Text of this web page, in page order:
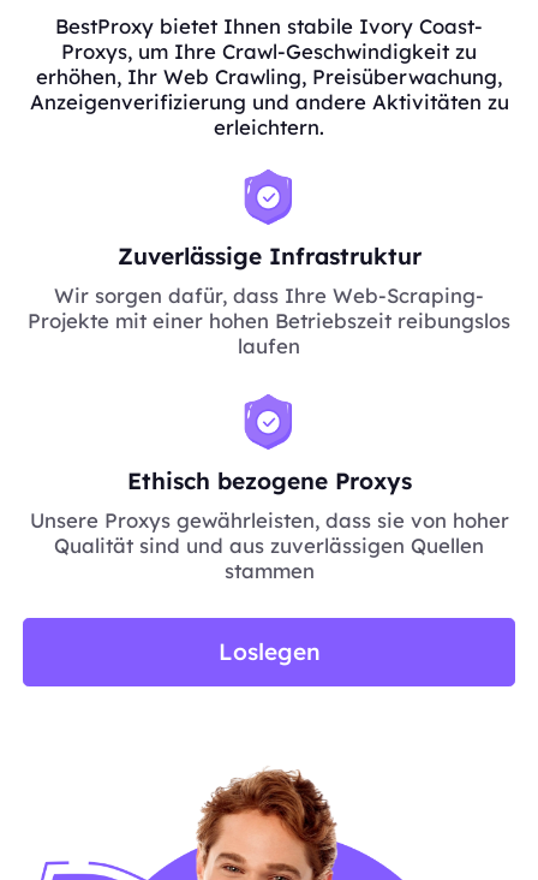
BestProxy bietet Ihnen stabile Ivory Coast-
Proxys, um Ihre Crawl-Geschwindigkeit zu
erhöhen, Ihr Web Crawling, Preisüberwachung,
Anzeigenverifizierung und andere Aktivitäten zu
erleichtern.
Zuverlässige Infrastruktur
Wir sorgen dafür, dass Ihre Web-Scraping-
Projekte mit einer hohen Betriebszeit reibungslos
laufen
Ethisch bezogene Proxys
Unsere Proxys gewährleisten, dass sie von hoher
Qualität sind und aus zuverlässigen Quellen
stammen
Loslegen